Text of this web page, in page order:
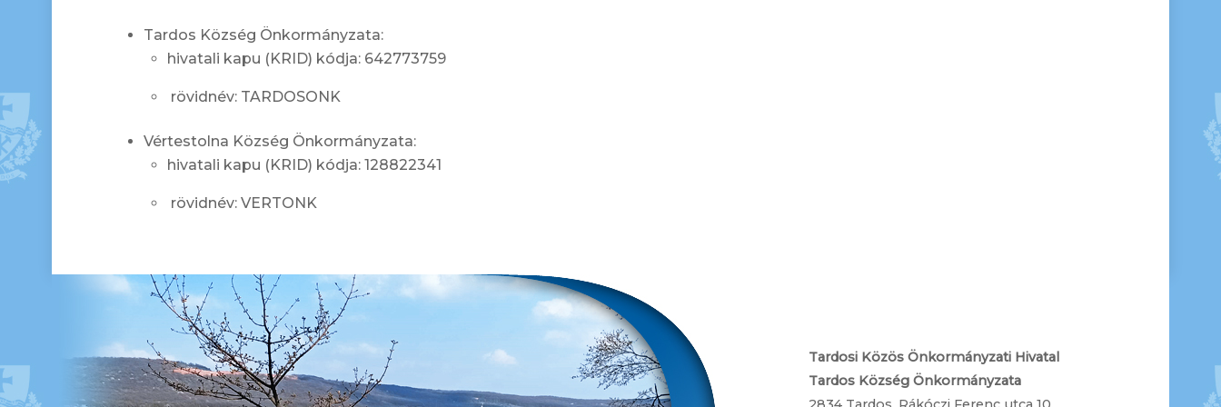
Tardos Község Önkormányzata:
hivatali kapu (KRID) kódja: 642773759
rövidnév: TARDOSONK
Vértestolna Község Önkormányzata:
hivatali kapu (KRID) kódja: 128822341
rövidnév: VERTONK
Tardosi Közös Önkormányzati Hivatal
Tardos Község Önkormányzata